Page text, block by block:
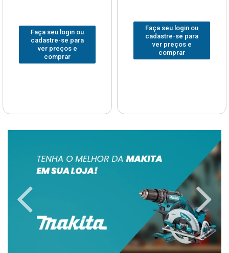
Faça seu login ou
cadastre-se para
ver preços e
comprar
Faça seu login ou
cadastre-se para
ver preços e
comprar